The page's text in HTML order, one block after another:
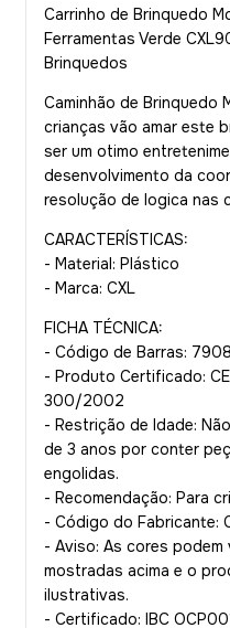
Carrinho de Brinquedo
Ferramentas Verde
Brinquedos
Caminhão de Brinquedo
crianças vão amar este
ser um otimo
desenvolvimento da
resolução de logica nas
CARACTERÍSTICAS:
- Material: Plástico
- Marca: CXL
FICHA TÉCNICA:
- Código de Barras:
- Produto Certificado:
300/2002
- Restrição de Idade:
de 3 anos por conter
engolidas.
- Recomendação: Para
- Código do Fabricante:
- Aviso: As cores podem
mostradas acima e o
ilustrativas.
- Certificado: IBC